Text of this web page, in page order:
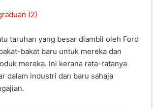
taruhan yang besar diambil oleh Ford
bakat baru untuk mereka dan
mereka. Ini kerana rata-ratanya
dalam industri dan baru sahaja